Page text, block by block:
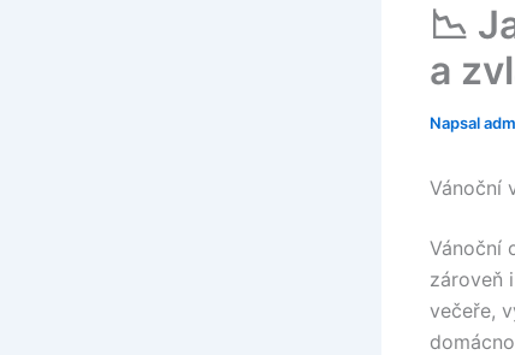
📉
a
Napsal
Vánoční
Vánoční
zároveň
večeře,